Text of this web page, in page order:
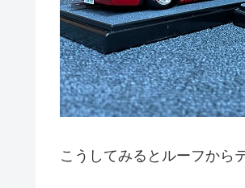
こうしてみるとルーフから